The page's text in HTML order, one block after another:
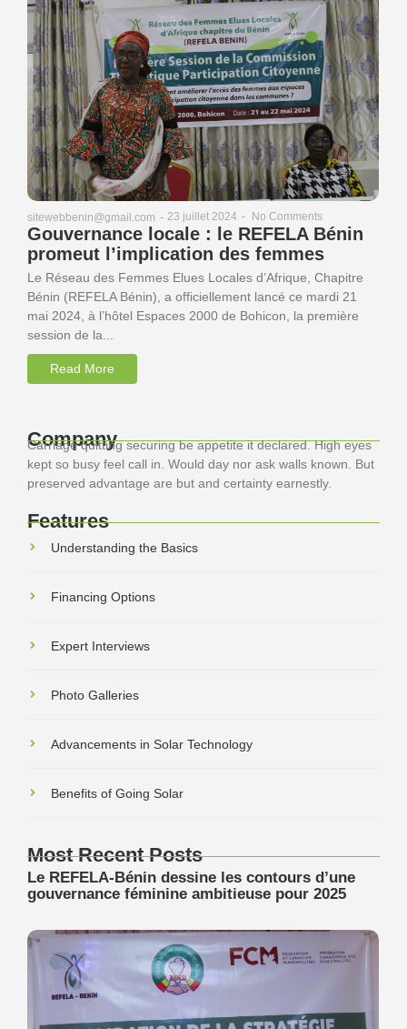
sitewebbenin@gmail.com - 23 juillet 2024 - No Comments
Gouvernance locale : le REFELA Bénin
promeut l’implication des femmes
Le Réseau des Femmes Elues Locales d’Afrique, Chapitre
Bénin (REFELA Bénin), a officiellement lancé ce mardi 21
mai 2024, à l’hôtel Espaces 2000 de Bohicon, la première
session de la...
Read More
Company
Carriage quitting securing be appetite it declared. High eyes
kept so busy feel call in. Would day nor ask walls known. But
preserved advantage are but and certainty earnestly.
Features
Understanding the Basics
Financing Options
Expert Interviews
Photo Galleries
Advancements in Solar Technology
Benefits of Going Solar
Most Recent Posts
Le REFELA-Bénin dessine les contours d’une
gouvernance féminine ambitieuse pour 2025